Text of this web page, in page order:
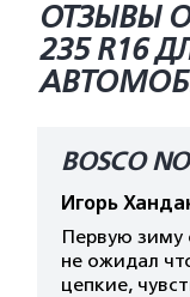
ОТЗЫВЫ
235 R16
BOSCO
Игорь
Первую зиму
не ожидал
цепкие,